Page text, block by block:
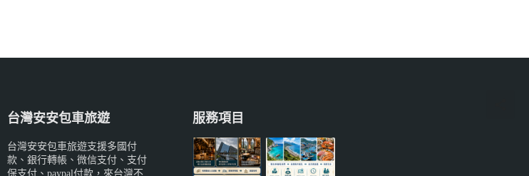
台灣安安包車旅遊
台灣安安包車旅遊支援多國付
款、銀行轉帳、微信支付、支付
保支付、paypal付款，來台灣不
服務項目